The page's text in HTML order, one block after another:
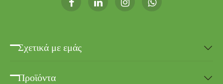
Σχετικά με εμάς 
Προϊόντα 